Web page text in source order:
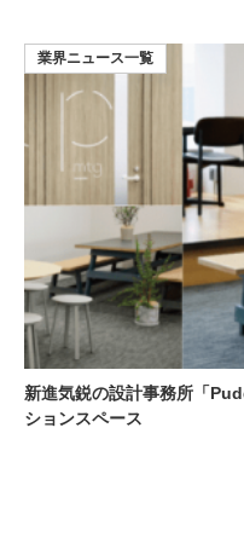
新進気鋭の設計事務所「
ションスペース
業界ニュース一覧